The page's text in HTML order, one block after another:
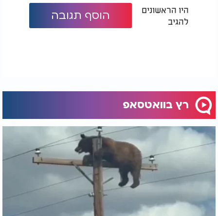
היו הראשונים
להגיב
הוסף תגובה
רץ בוואטסאפ